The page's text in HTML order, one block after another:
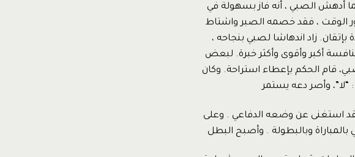
أدهش الصبي ، أنه فاز بسهولة في
مرور الوقت ، فقد خصمه الصبر واشتاط
زاد اندهاشا لصبي بنجاحه ،
أكبر وأقوى وأكثر خبرة. لبعض
قام الحكم بإعطاء استراحة. وكان
وأصر دعه يستمر
استغنى عن وضعه الدفاعي . وعلى
وبالبطولة . وأصبح البطل